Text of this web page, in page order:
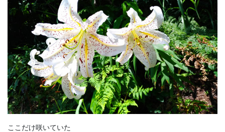
ここだけ咲いていた